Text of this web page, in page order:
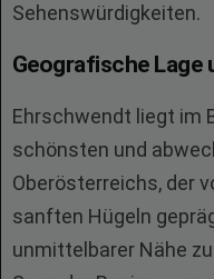
Sehenswürdigkeiten.
Geografische Lage
Ehrschwendt liegt im
schönsten und
Oberösterreichs, der
sanften Hügeln
unmittelbarer Nähe